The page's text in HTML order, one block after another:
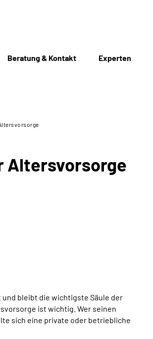
Beratung & Kontakt Experten
Altersvorsorge
bleibt die wichtigste Säule der
ist wichtig. Wer seinen
sich eine private oder betriebliche